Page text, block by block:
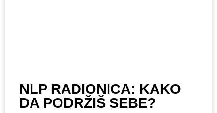
NLP RADIONICA: KAKO
DA PODRŽIŠ SEBE?